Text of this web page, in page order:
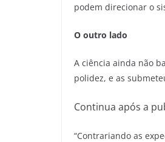
podem direcionar o
O outro lado
A ciência ainda não
polidez, e as
Continua após a
“Contrariando as